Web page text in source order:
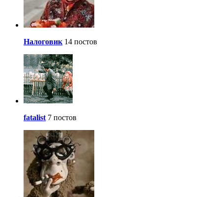
Налоговик 14 постов
fatalist 7 постов